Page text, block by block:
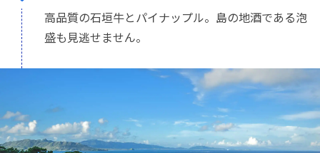
高品質の石垣牛とパイナップル。島の地酒である泡
盛も見逃せません。